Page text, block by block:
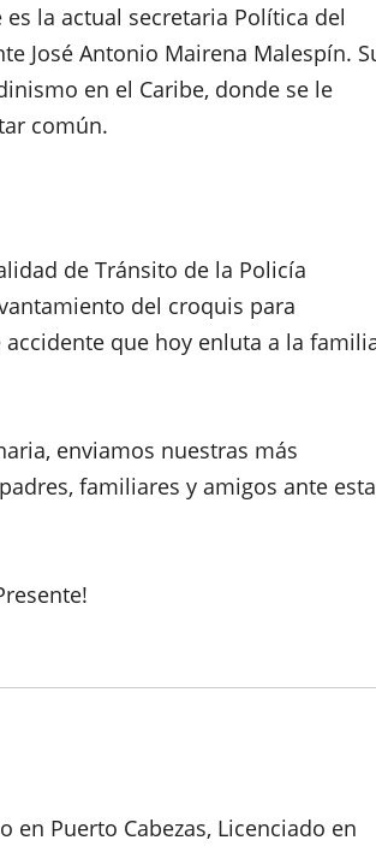
la actual secretaria Política del
José Antonio Mairena Malespín.
en el Caribe, donde se le
común.
de Tránsito de la Policía
del croquis para
que hoy enluta a la
enviamos nuestras más
familiares y amigos ante esta
Puerto Cabezas, Licenciado en